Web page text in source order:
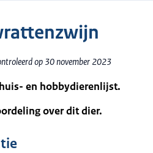
op 30 november 2023
en hobbydierenlijst.
over dit dier.